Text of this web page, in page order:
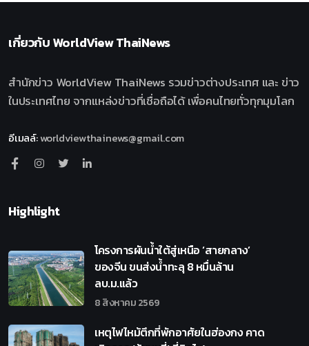
เกี่ยวกับWorldView ThaiNews
สำนักข่าว WorldView ThaiNews รวมข่าวต่างประเทศ และ ข่าว
ในประเทศไทย จากแหล่งข่าวที่เชื่อถือได้ เพื่อคนไทยทั่วทุกมุมโลก
อีเมลล์:worldviewthainews@gmail.com
Highlight
โครงการผันน้ำใต้สู่เหนือ ‘สายกลาง’
ของจีน ขนส่งน้ำทะลุ 8 หมื่นล้าน
ลบ.ม.แล้ว
8 สิงหาคม 2569
เหตุไฟไหม้ตึกที่พักอาศัยในฮ่องกง คาด